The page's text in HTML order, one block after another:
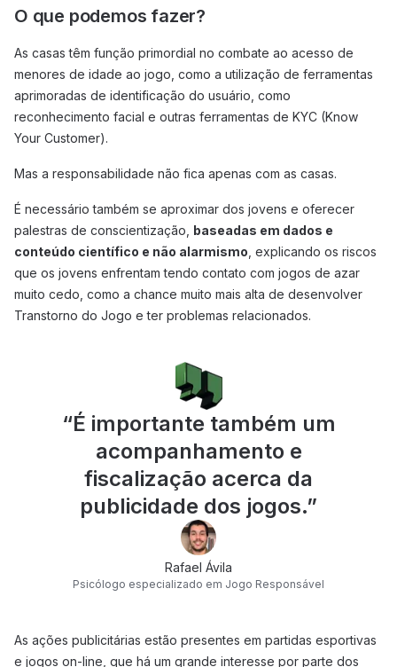
O que podemos fazer?
As casas têm função primordial no combate ao acesso de
menores de idade ao jogo, como a utilização de ferramentas
aprimoradas de identificação do usuário, como
reconhecimento facial e outras ferramentas de KYC (Know
Your Customer).
Mas a responsabilidade não fica apenas com as casas.
É necessário também se aproximar dos jovens e oferecer
palestras de conscientização, baseadas em dados e
conteúdo científico e não alarmismo , explicando os riscos
que os jovens enfrentam tendo contato com jogos de azar
muito cedo, como a chance muito mais alta de desenvolver
Transtorno do Jogo e ter problemas relacionados.
“É importante também um
acompanhamento e
fiscalização acerca da
publicidade dos jogos.”
Rafael Ávila
Psicólogo especializado em Jogo Responsável
As ações publicitárias estão presentes em partidas esportivas
e jogos on-line, que há um grande interesse por parte dos